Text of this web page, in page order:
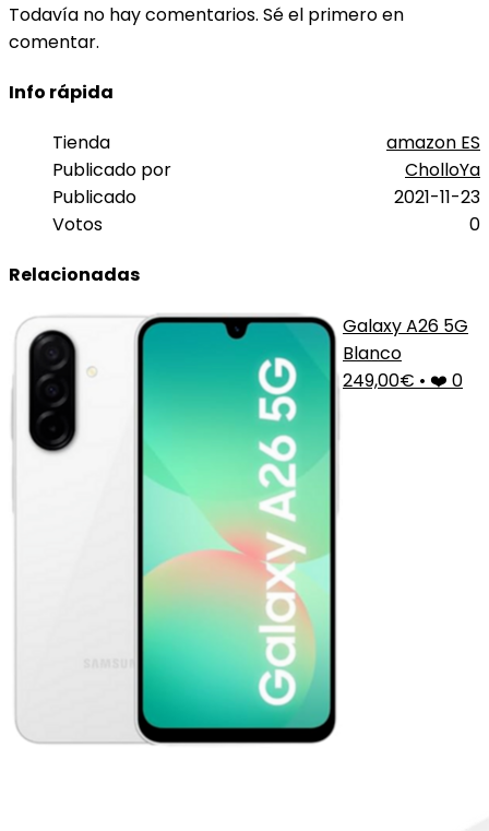
Todavía no hay comentarios. Sé el primero en
comentar.
Info rápida
Tienda
amazon ES
Publicado por
CholloYa
Publicado
2021-11-23
Votos
0
Relacionadas
Galaxy A26 5G
Blanco
249,00€ • ❤️ 0